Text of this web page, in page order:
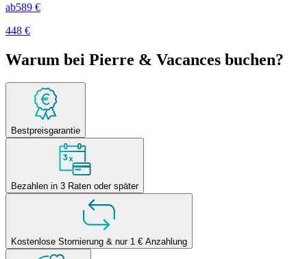
ab589 €
448 €
Warum bei Pierre & Vacances buchen?
Bestpreisgarantie
Bezahlen in 3 Raten oder später
Kostenlose Stornierung & nur 1 € Anzahlung